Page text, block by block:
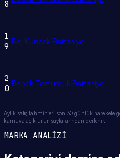
8
1
9 Bej Kundak Battaniye
2
0 Bebek Tomurcuk Battaniye
Aylık satış tahminleri son 30 günlük harekete
kamuya açık ürün sayfalarından derlenir.
MARKA ANALİZİ